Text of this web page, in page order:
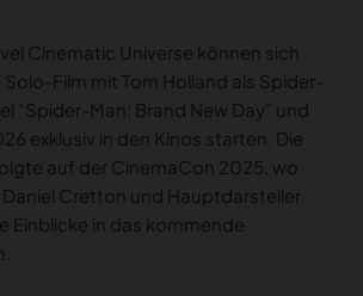
Cinematic Universe können sich
Film mit Tom Holland als Spider-
“Spider-Man: Brand New Day” und
exklusiv in den Kinos starten. Die
auf der CinemaCon 2025, wo
Daniel Cretton und Hauptdarsteller
Einblicke in das kommende